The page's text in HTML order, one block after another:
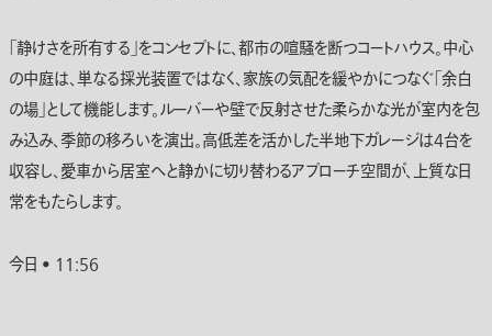
「静けさを所有する」をコンセプトに、都市の喧騒を断つコートハウス。中心
の中庭は、単なる採光装置ではなく、家族の気配を緩やかにつなぐ「余白
の場」として機能します。ルーバーや壁で反射させた柔らかな光が室内を包
み込み、季節の移ろいを演出。高低差を活かした半地下ガレージは4台を
収容し、愛車から居室へと静かに切り替わるアプローチ空間が、上質な日
常をもたらします。
今日 • 11:56